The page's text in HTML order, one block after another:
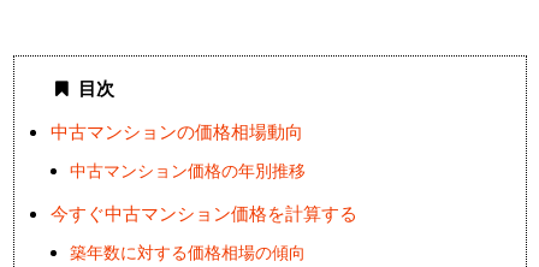
目次
中古マンションの価格相場動向
中古マンション価格の年別推移
今すぐ中古マンション価格を計算する
築年数に対する価格相場の傾向